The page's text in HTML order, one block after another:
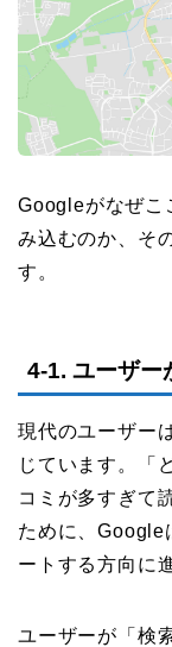
Googleがなぜこ
み込むのか、そ
す。
4-1. ユーザー
現代のユーザー
じています。「
コミが多すぎて
ために、Google
ートする方向に
ユーザーが「